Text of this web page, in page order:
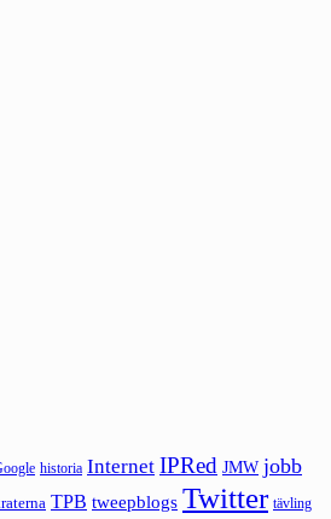
historia Internet IPRed JMW jobb
TPB tweepblogs Twitter tävling